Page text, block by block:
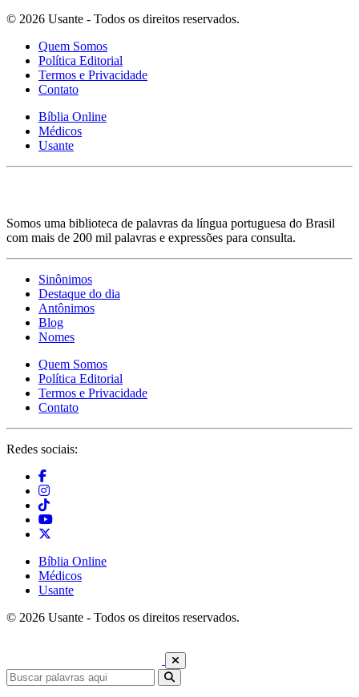
© 2026 Usante - Todos os direitos reservados.
Quem Somos
Política Editorial
Termos e Privacidade
Contato
Bíblia Online
Médicos
Usante
Somos uma biblioteca de palavras da língua portuguesa do Brasil
com mais de 200 mil palavras e expressões para consulta.
Sinônimos
Destaque do dia
Antônimos
Blog
Nomes
Quem Somos
Política Editorial
Termos e Privacidade
Contato
Redes sociais:
Bíblia Online
Médicos
Usante
© 2026 Usante - Todos os direitos reservados.